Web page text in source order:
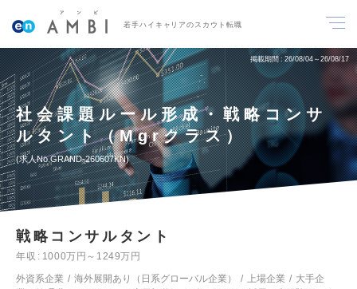
若手ハイキャリアのスカウト転職
掲載期間 26/08/04～26/08/17
社会課題ルール形成・戦略コンサ
ルタント（Mgrクラス）
求人No.GRAND-260607KN
戦略コンサルタント
年収
1000万円～1249万円
外資系企業
海外展開あり（日系グローバル企業） 上場企業
大手企